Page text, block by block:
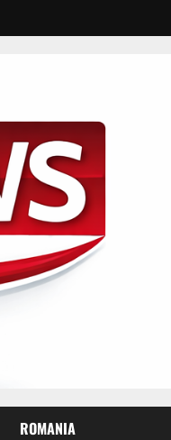
ROMANIA